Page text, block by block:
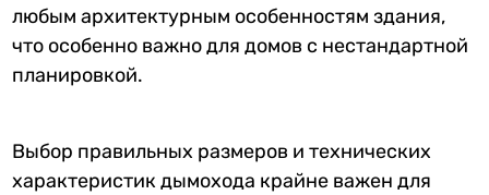
любым архитектурным особенностям здания,
что особенно важно для домов с нестандартной
планировкой.
Выбор правильных размеров и технических
характеристик дымохода крайне важен для